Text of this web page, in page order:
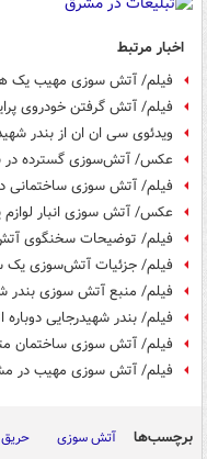
اخبار مرتبط
فیلم/ آتش سوزی مهیب یک
فیلم/ آتش گرفتن خودروی
ویدئوی سی ان ان از بندر
عکس/ آتش‌سوزی گسترده در
فیلم/ آتش سوزی ساختمانی
عکس/ آتش سوزی‌ انبار
فیلم/ توضیحات سخنگوی
فیلم/ جزئیات آتش‌سوزی یک
فیلم/ منبع آتش سوزی بندر
فیلم/ بندر شهیدرجایی
فیلم/ آتش سوزی ساختمان
فیلم/ آتش سوزی مهیب در
برچسب‌ها آتش سوزی حریق